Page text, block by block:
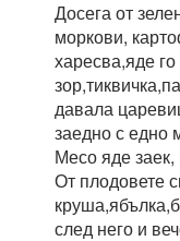
Досега от
моркови,
харесва,яде
давала
заедно с едно
Месо яде заек,
От плодовете
след него и